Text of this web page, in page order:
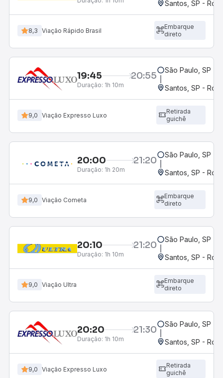
Santos, SP -
8,3 Viação Rápido Brasil
Embarque
direto
19:45 20:55
Duração: 1h 10m
São Paulo, SP -
Santos, SP -
9,0 Viação Expresso Luxo
Retirada
guichê
20:00 21:20
Duração: 1h 20m
São Paulo, SP -
Santos, SP -
9,0 Viação Cometa
Embarque
direto
20:10 21:20
Duração: 1h 10m
São Paulo, SP -
Santos, SP -
9,0 Viação Ultra
Embarque
direto
20:20 21:30
Duração: 1h 10m
São Paulo, SP -
Santos, SP -
9,0 Viação Expresso Luxo
Retirada
guichê